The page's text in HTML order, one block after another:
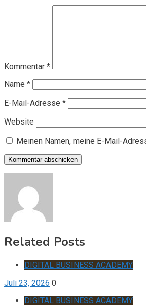
Kommentar *
Name *
E-Mail-Adresse *
Website
Meinen Namen, meine E-Mail-
Related Posts
DIGITAL BUSINESS ACADEMY
Juli 23, 2026 0
DIGITAL BUSINESS ACADEMY